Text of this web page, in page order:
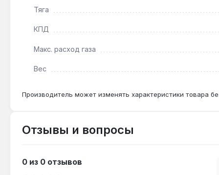
Тяга
КПД
Макс. расход газа
Вес
Производитель может изменять характеристики товара
Отзывы и вопросы
0 из 0 отзывов